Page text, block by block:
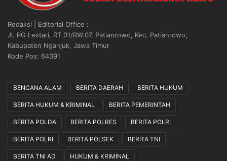
m
a
d
P
u
a
A
l
J
Redaksi | Editorial Office :
Jl. PG Lestari, RT.01/RW.07, Patianrowo, Kec. Patianrowo,
Kabupaten Nganjuk, Jawa Timur
Kode Pos: 64391
BENCANA ALAM BERITA DAERAH BERITA HUKUM
BERITA HUKUM & KRIMINAL BERITA PEMERINTAH
BERITA POLDA BERITA POLRES BERITA POLRI
BERITA POLRI BERITA POLSEK BERITA TNI
BERITA TNI AD HUKUM & KRIMINAL